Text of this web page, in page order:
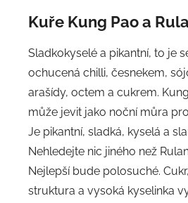
Kuře Kung Pao a
Sladkokyselé a pikantní, to je
ochucená chilli, česnekem,
arašídy, octem a cukrem.
může jevit jako noční můra
Je pikantní, sladká, kyselá a
Nehledejte nic jiného než
Nejlepší bude polosuché.
struktura a vysoká kyselinka